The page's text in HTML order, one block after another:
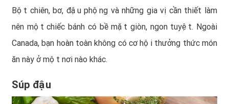
Bột chiên, bơ, đậu phộng và những gia vị cần thiết làm
nên một chiếc bánh có bề mặt giòn, ngon tuyệt. Ngoài
Canada, bạn hoàn toàn không có cơ hội thưởng thức món
ăn này ở một nơi nào khác.
Súp đậu